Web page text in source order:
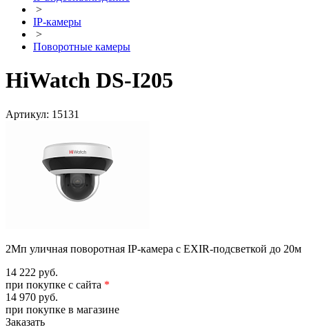
>
IP-камеры
>
Поворотные камеры
HiWatch DS-I205
Артикул: 15131
2Мп уличная поворотная IP-камера c EXIR-подсветкой до 20м
14 222 руб.
при покупке с сайта *
14 970 руб.
при покупке в магазине
Заказать